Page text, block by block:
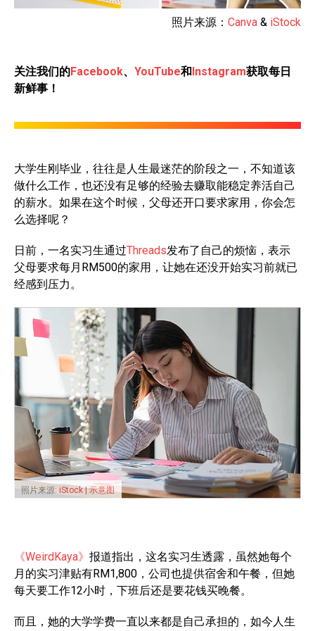
照片来源： Canva & iStock
关注我们的Facebook、 YouTube和Instagram获取每日
新鲜事！
大学生刚毕业，往往是人生最迷茫的阶段之一，不知道该
做什么工作，也还没有足够的经验去赚取能稳定养活自己
的薪水。如果在这个时候，父母还开口要求家用，你会怎
么选择呢？
日前，一名实习生通过Threads发布了自己的烦恼，表示
父母要求每月RM500的家用，让她在还没开始实习前就已
经感到压力。
照片来源: iStock | 示意图
《WeirdKaya》 报道指出，这名实习生透露，虽然她每个
月的实习津贴有RM1,800，公司也提供宿舍和午餐，但她
每天要工作12小时，下班后还是要花钱买晚餐。
而且，她的大学学费一直以来都是自己承担的，如今人生